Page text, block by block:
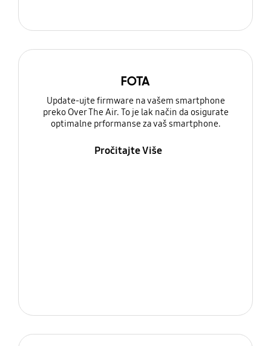
FOTA
Update-ujte firmware na vašem smartphone
preko Over The Air. To je lak način da osigurate
optimalne prformanse za vaš smartphone.
Pročitajte Više